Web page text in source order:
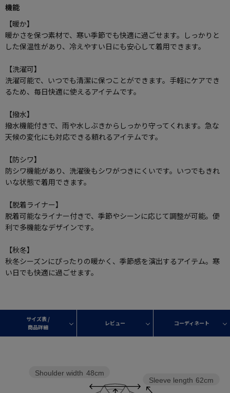
機能
【暖か】
暖かさを保つ素材で、寒い季節でも快適に過ごせます。しっかりと
した保温性があり、冷えやすい日にも安心して着用できます。
【洗濯可】
洗濯可能で、いつでも清潔に保つことができます。手軽にケアでき
るため、毎日快適に使えるアイテムです。
【撥水】
撥水機能付きで、雨や水しぶきからしっかり守ってくれます。急な
天候の変化にも対応できる頼れるアイテムです。
【防シワ】
防シワ機能があり、洗濯後もシワがつきにくいです。いつでもきれ
いな状態で着用できます。
【脱着ライナー】
脱着可能なライナー付きで、季節やシーンに応じて調整が可能。便
利で多機能なデザインです。
【秋冬】
秋冬シーズンにぴったりの暖かく、季節感を演出するアイテム。寒
い日でも快適に過ごせます。
サイズ表 /
商品詳細
レビュー コーディネート
Sleeve length 62cm
Shoulder width 48cm